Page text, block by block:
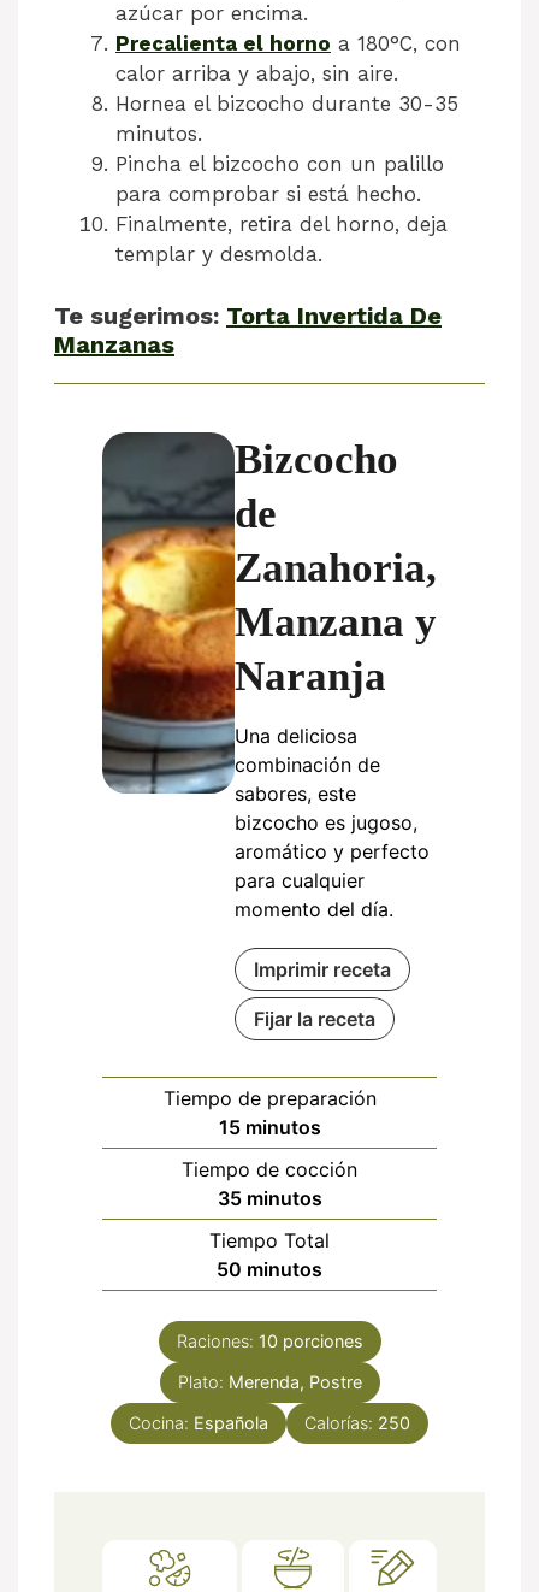
azúcar por encima.
Precalienta el horno a 180°C, con
calor arriba y abajo, sin aire.
Hornea el bizcocho durante 30-35
minutos.
Pincha el bizcocho con un palillo
para comprobar si está hecho.
Finalmente, retira del horno, deja
templar y desmolda.
Te sugerimos: Torta Invertida De
Manzanas
Bizcocho
de
Zanahoria,
Manzana y
Naranja
Una deliciosa
combinación de
sabores, este
bizcocho es jugoso,
aromático y perfecto
para cualquier
momento del día.
Imprimir receta
Fijar la receta
Tiempo de preparación
15minutos
minutos
Tiempo de cocción
35minutos
minutos
Tiempo Total
50 minutos
minutos
Raciones: 10 porciones
Plato: Merenda, Postre
Cocina: Española Calorías: 250